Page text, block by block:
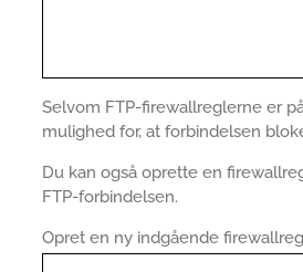
Selvom FTP-firewallreglerne er
mulighed for, at forbindelsen
Du kan også oprette en
FTP-forbindelsen.
Opret en ny indgående